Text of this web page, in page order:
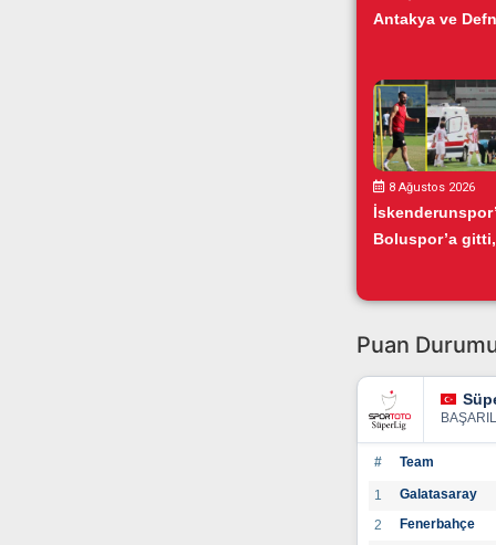
Antakya ve
8 Ağustos 2026
Boluspor’a
Puan
# Team
1
Galatasaray
2
Fenerbahçe